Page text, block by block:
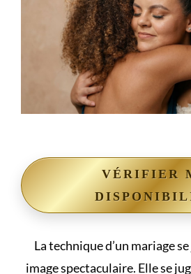
VÉRIFIER
La technique d’un mariage
image spectaculaire. Elle se